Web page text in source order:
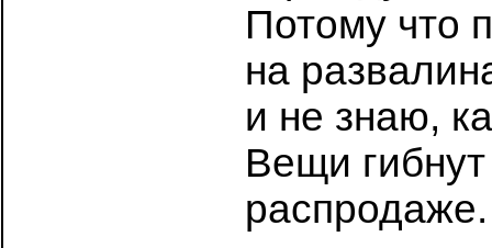
Потому что
на
и не знаю,
Вещи
распродаже.